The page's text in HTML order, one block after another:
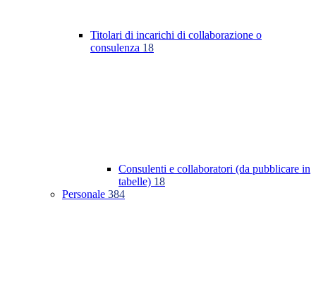
Titolari di incarichi di collaborazione o
consulenza 18
Consulenti e collaboratori (da pubblicare in
tabelle) 18
Personale 384